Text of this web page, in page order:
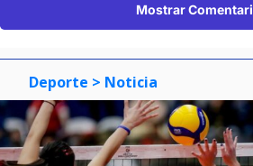
Mostrar
Deporte > Noticia